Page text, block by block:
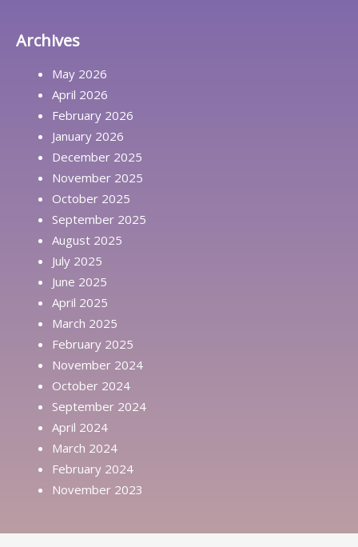
Archives
May 2026
April 2026
February 2026
January 2026
December 2025
November 2025
October 2025
September 2025
August 2025
July 2025
June 2025
April 2025
March 2025
February 2025
November 2024
October 2024
September 2024
April 2024
March 2024
February 2024
November 2023